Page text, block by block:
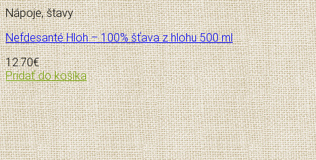
Nápoje, štavy
Nefdesanté Hloh – 100% šťava z hlohu 500 ml
12.70€
Pridať do košíka